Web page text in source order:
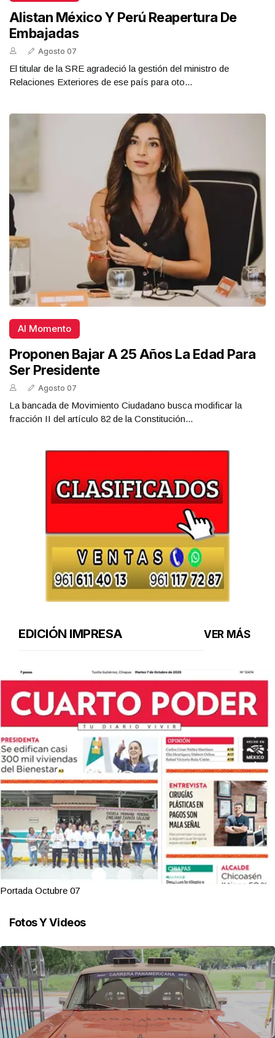
Alistan México Y Perú Reapertura De
Embajadas
Agosto 07
El titular de la SRE agradeció la gestión del ministro de
Relaciones Exteriores de ese país para oto...
Al Momento
Proponen Bajar A 25 Años La Edad Para
Ser Presidente
Agosto 07
La bancada de Movimiento Ciudadano busca modificar la
fracción II del artículo 82 de la Constitución...
EDICIÓN IMPRESA VER MÁS
Portada Octubre 07
Fotos Y Videos